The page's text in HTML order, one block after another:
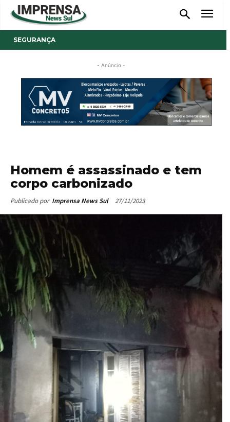
SEGURANÇA
- Anúncio -
Homem é assassinado e tem
corpo carbonizado
Publicado por Imprensa News Sul 27/11/2023